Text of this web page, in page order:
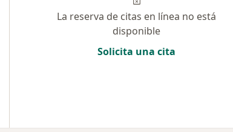
La reserva de citas en línea no está
disponible
Solicita una cita